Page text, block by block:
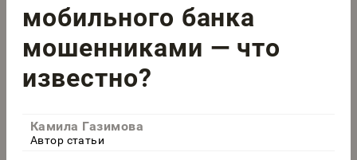
мобильного банка
мошенниками — что
известно?
Камила Газимова
Автор статьи